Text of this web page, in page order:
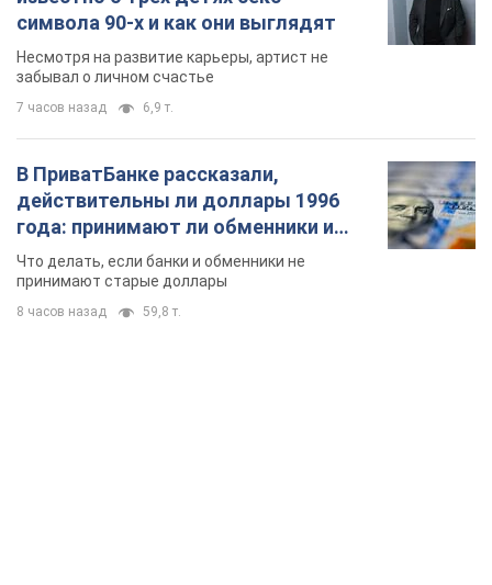
символа 90-х и как они выглядят
Несмотря на развитие карьеры, артист не
забывал о личном счастье
7 часов назад 6,9 т.
В ПриватБанке рассказали,
действительны ли доллары 1996
года: принимают ли обменники и
банки такие купюры
Что делать, если банки и обменники не
принимают старые доллары
8 часов назад 59,8 т.